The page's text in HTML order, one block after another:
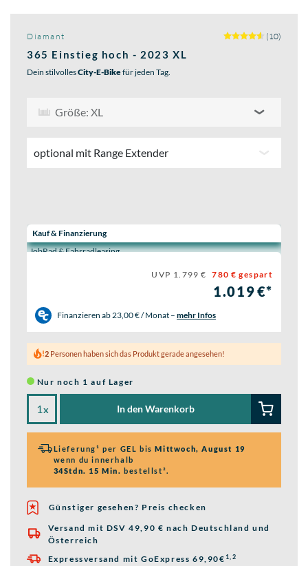
Diamant (10)
365 Einstieg hoch - 2023 XL
Dein stilvollesCity-E-Bikefür jeden Tag.
Größe: XL
optional mit Range Extender
Wähle eine Preisoption:
Kauf & Finanzierung
JobRad & Fahrradleasing
UVP 1.799 € 780 € gespart
1.019 €*
Finanzieren ab 23,00 € / Monat – mehr Infos
2 Personen haben sich das Produkt gerade angesehen!
Nur noch 1 auf Lager
x In den Warenkorb
Lieferung¹ per GEL bisMittwoch, August 19
wenn du innerhalb
34Stdn. 15 Min. bestellst².
Günstiger gesehen? Preis checken

Versand mit DSV 49,90 € nach Deutschland und
Österreich
 Expressversand mit GoExpress 69,90€ 1,2